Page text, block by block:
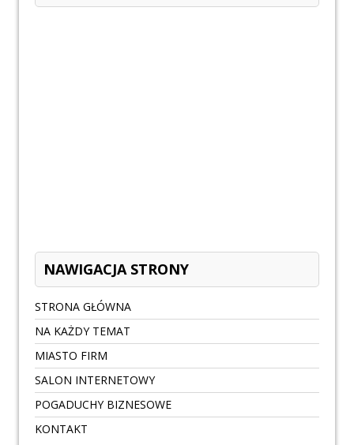
NAWIGACJA STRONY
STRONA GŁÓWNA
NA KAŻDY TEMAT
MIASTO FIRM
SALON INTERNETOWY
POGADUCHY BIZNESOWE
KONTAKT